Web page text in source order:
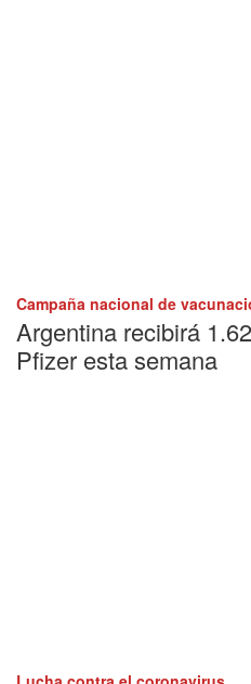
Campaña nacional de
Argentina recibirá
Pfizer esta semana